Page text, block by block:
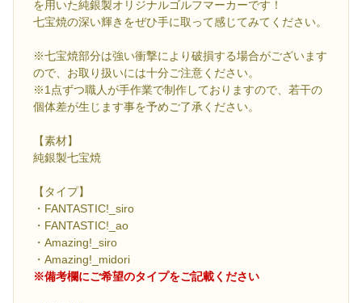
を用いた純銀製オリジナルゴルフマーカーです！
七宝焼の深い輝きをぜひ手に取って感じてみてください。
※七宝焼部分は強い衝撃により破損する場合がございます
ので、お取り扱いには十分ご注意ください。
※1点ずつ職人が手作業で制作しておりますので、若干の
個体差が生じます事を予めご了承ください。
【素材】
純銀製七宝焼
【タイプ】
・FANTASTIC!_siro
・FANTASTIC!_ao
・Amazing!_siro
・Amazing!_midori
※備考欄にご希望のタイプをご記載ください